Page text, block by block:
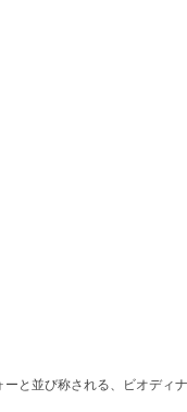
と並び称される、ビオディ